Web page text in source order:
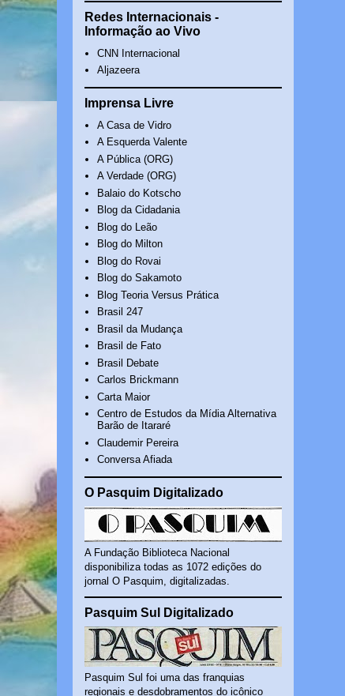
Redes Internacionais -
Informação ao Vivo
CNN Internacional
Aljazeera
Imprensa Livre
A Casa de Vidro
A Esquerda Valente
A Pública (ORG)
A Verdade (ORG)
Balaio do Kotscho
Blog da Cidadania
Blog do Leão
Blog do Milton
Blog do Rovai
Blog do Sakamoto
Blog Teoria Versus Prática
Brasil 247
Brasil da Mudança
Brasil de Fato
Brasil Debate
Carlos Brickmann
Carta Maior
Centro de Estudos da Mídia Alternativa
Barão de Itararé
Claudemir Pereira
Conversa Afiada
O Pasquim Digitalizado
A Fundação Biblioteca Nacional
disponibiliza todas as 1072 edições do
jornal O Pasquim, digitalizadas.
Pasquim Sul Digitalizado
Pasquim Sul foi uma das franquias
regionais e desdobramentos do icônico